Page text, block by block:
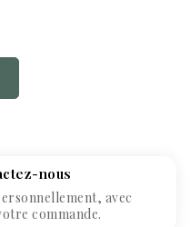
nous
avec
commande.